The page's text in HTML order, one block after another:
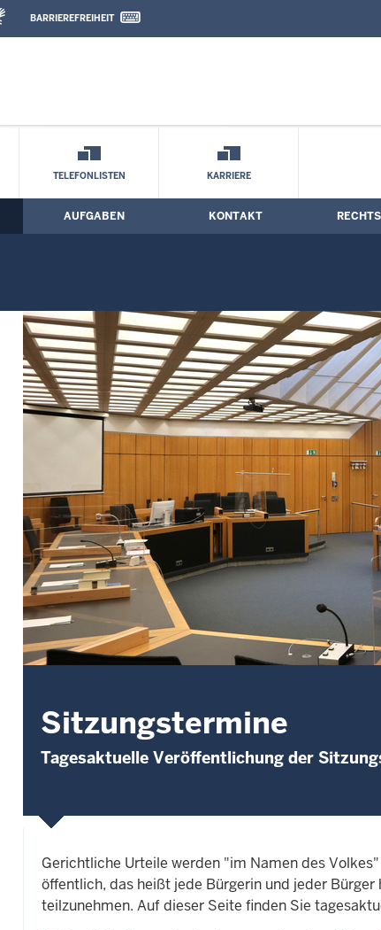
und Kontaktformular
BARRIEREFREIHEIT
Suche
TELEFONLISTEN KARRIERE
AUFGABEN KONTAKT
Sitzungstermine
Tagesaktuelle Veröffentlichung der
Gerichtliche Urteile werden "im Namen des
öffentlich, das heißt jede Bürgerin und jeder
teilzunehmen. Auf dieser Seite finden Sie